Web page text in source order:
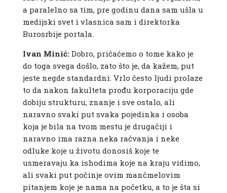
a paralelno sa tim, pre godinu dana sam ušla u
medijski svet i vlasnica sam i direktorka
Burosrbije portala.
Ivan Minić: Dobro, pričaćemo o tome kako je
do toga svega došlo, zato što je, da kažem, put
jeste negde standardni. Vrlo često ljudi prolaze
to da nakon fakulteta prođu korporaciju gde
dobiju strukturu, znanje i sve ostalo, ali
naravno svaki put svaka pojedinka i osoba
koja je bila na tvom mestu je drugačiji i
naravno ima razna neka račvanja i neke
odluke koje u životu donosiš koje te
usmeravaju ka ishodima koje na kraju vidimo,
ali svaki put počinje ovim mančmelovim
pitanjem koje je nama na početku, a to je šta si